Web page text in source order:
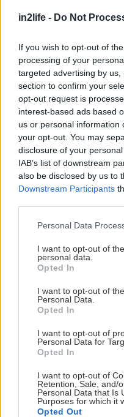
in2life - Do Not
If you wish to opt-out of
processing of your
targeted advertising by
section to confirm your
opt-out request is
interest-based ads based
us or personal information
your opt-out. You may
disclosure of your
IAB’s list of downstream
also be disclosed by us to
Downstream Participants
Please note that this
not limited to your visit or
grant or deny consent to
use your data for below
consent section.
Personal Data
I want to opt-out of
personal data.
Opted In
I want to opt-out of
Personal Data.
Opted In
I want to opt-out of
Personal Data for
Opted In
I want to opt-out of
Retention, Sale, and/
Personal Data that Is
Purposes for which it
Opted Out
Αναζήτηση
για...